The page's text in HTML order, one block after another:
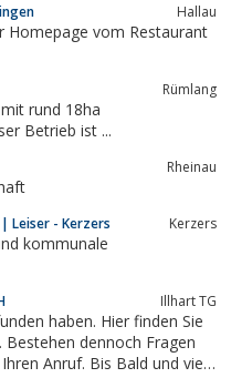
Hallau
Homepage vom Restaurant
Rümlang
rund 18ha
Betrieb ist ...
Rheinau
Leiser - Kerzers Kerzers
kommunale
Illhart TG
dennoch Fragen
Anruf. Bis Bald und viel